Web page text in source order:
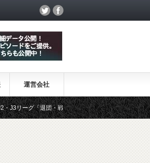
運営会社
団・戦力外選手＆新加入選手」 DAZN